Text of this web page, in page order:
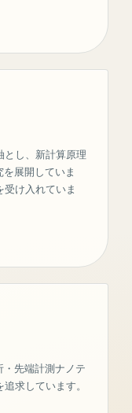
とし、新計算原理
を展開していま
け入れていま
先端計測ナノテ
求しています。